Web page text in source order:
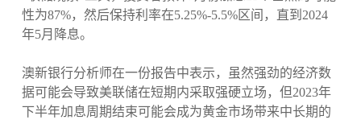
性为87%，然后保持利率在5.25%-5.5%区间，直到2024
年5月降息。
澳新银行分析师在一份报告中表示，虽然强劲的经济数
据可能会导致美联储在短期内采取强硬立场，但2023年
下半年加息周期结束可能会成为黄金市场带来中长期的